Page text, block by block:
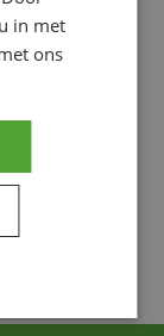
in met
ons